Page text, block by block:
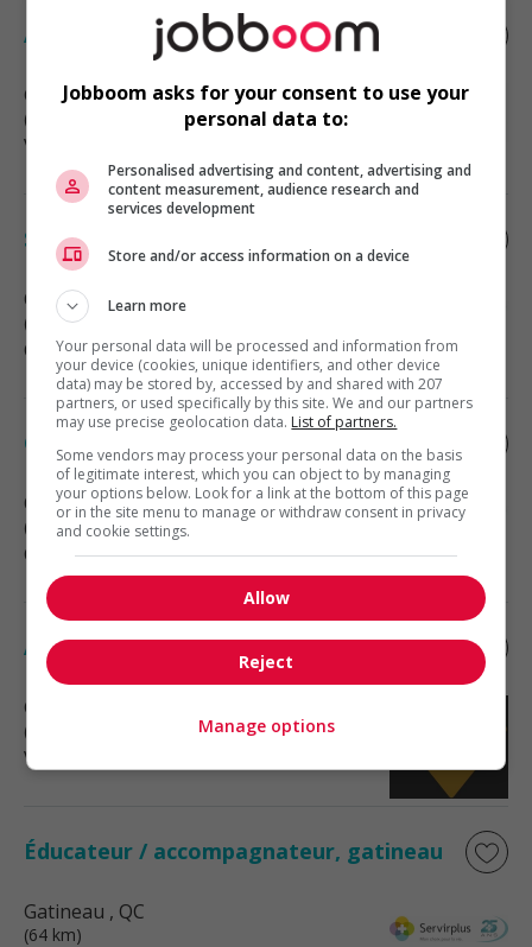
Associé, service à la clientèle
Gatineau, QC
(60 km)
Vente, achat et service à la clientèle
Sr financial systems manager
Ottawa, ON
(63 km)
Comptabilité, finance et assurance
Commis comptable
Ottawa, ON
(63 km)
Comptabilité, finance et assurance
Associé(e) de vente
Gatineau
(64 km)
Vente, achat et service à la clientèle
Éducateur / accompagnateur, gatineau
Gatineau , QC
(64 km)
Jobboom asks for your consent to use your
personal data to:
Personalised advertising and content, advertising and
content measurement, audience research and
services development
Store and/or access information on a device
Learn more
Your personal data will be processed and information from
your device (cookies, unique identifiers, and other device
data) may be stored by, accessed by and shared with 207
partners, or used specifically by this site. We and our partners
may use precise geolocation data. List of partners.
Some vendors may process your personal data on the basis
of legitimate interest, which you can object to by managing
your options below. Look for a link at the bottom of this page
or in the site menu to manage or withdraw consent in privacy
and cookie settings.
Allow
Reject
Manage options